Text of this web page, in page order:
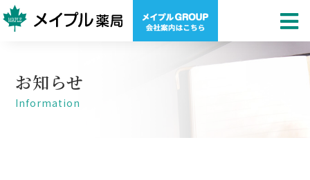
お知らせ
Information